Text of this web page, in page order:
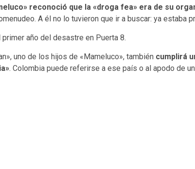
reconoció que la «droga fea» era de su
A él no lo tuvieron que ir a buscar: ya estaba
año del desastre en Puerta 8.
uno de los hijos de «Mameluco», también cumplirá
. Colombia puede referirse a ese país o al apodo de